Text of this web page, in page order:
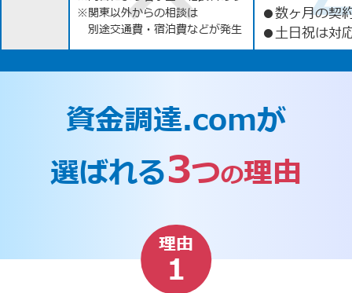
※関東以外からの相談は
別途交通費・宿泊費などが発生
●数ヶ月の契
●土日祝は対
資金調達.comが
選ばれる3つの理由
理由
1